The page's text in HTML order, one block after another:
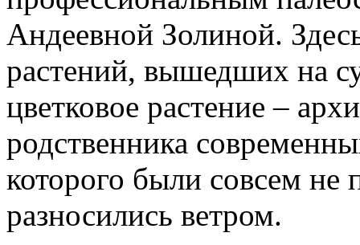
Андеевной Золиной.
растений, вышедших на
цветковое растение –
родственника
которого были совсем
разносились ветром.